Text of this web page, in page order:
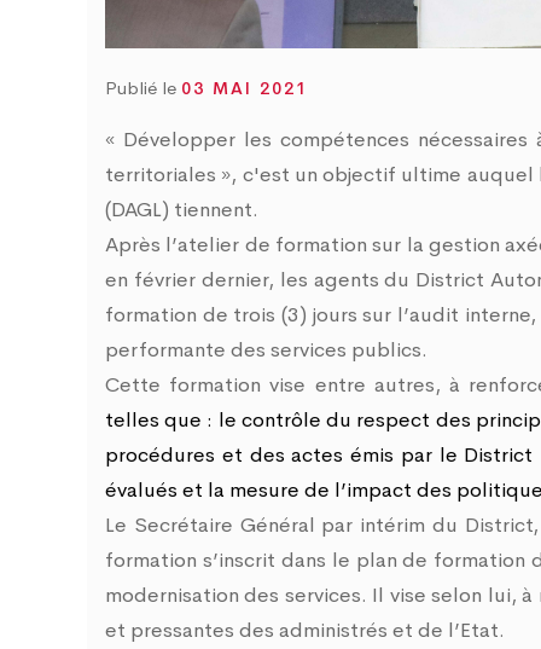
Publié le 03 MAI 2021
« Développer les compétences
territoriales », c'est un objectif ultime auquel
(DAGL) tiennent.
Après l’atelier de formation sur la gestion
en février dernier, les agents du District
formation de trois (3) jours sur l’audit
performante des services publics.
Cette formation vise entre autres, à
telles que : le contrôle du respect des
procédures et des actes émis par le
évalués et la mesure de l’impact des
Le Secrétaire Général par intérim du
formation s’inscrit dans le plan de
modernisation des services. Il vise selon lui,
et pressantes des administrés et de l’Etat.